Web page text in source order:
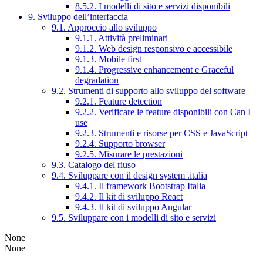
8.5.2. I modelli di sito e servizi disponibili
9. Sviluppo dell’interfaccia
9.1. Approccio allo sviluppo
9.1.1. Attività preliminari
9.1.2. Web design responsivo e accessibile
9.1.3. Mobile first
9.1.4. Progressive enhancement e Graceful
degradation
9.2. Strumenti di supporto allo sviluppo del software
9.2.1. Feature detection
9.2.2. Verificare le feature disponibili con Can I
use
9.2.3. Strumenti e risorse per CSS e JavaScript
9.2.4. Supporto browser
9.2.5. Misurare le prestazioni
9.3. Catalogo del riuso
9.4. Sviluppare con il design system .italia
9.4.1. Il framework Bootstrap Italia
9.4.2. Il kit di sviluppo React
9.4.3. Il kit di sviluppo Angular
9.5. Sviluppare con i modelli di sito e servizi
None
None